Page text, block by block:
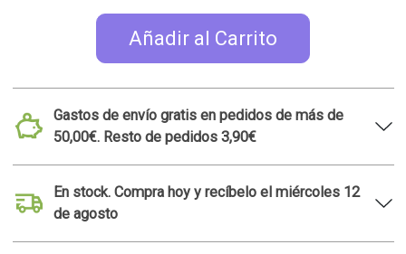
Añadir al Carrito
Gastos de envío gratis en pedidos de más de
50,00€. Resto de pedidos 3,90€
En stock. Compra hoy y recíbelo el miércoles 12
de agosto